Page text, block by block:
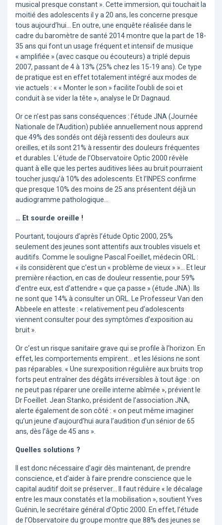
musical presque constant ». Cette immersion, qui touchait la
moitié des adolescents il y a 20 ans, les concerne presque
tous aujourd’hui… En outre, une enquête réalisée dans le
cadre du baromètre de santé 2014 montre que la part de 18-
35 ans qui font un usage fréquent et intensif de musique
« amplifiée » (avec casque ou écouteurs) a triplé depuis
2007, passant de 4 à 13% (25% chez les 15-19 ans). Ce type
de pratique est en effet totalement intégré aux modes de
vie actuels : « « Monter le son » facilite l’oubli de soi et
conduit à se vider la tête », analyse le Dr Dagnaud.
Or ce n’est pas sans conséquences : l’étude JNA (Journée
Nationale de l’Audition) publiée annuellement nous apprend
que 49% des sondés ont déjà ressenti des douleurs aux
oreilles, et ils sont 21% à ressentir des douleurs fréquentes
et durables. L’étude de l’Observatoire Optic 2000 révèle
quant à elle que les pertes auditives liées au bruit pourraient
toucher jusqu’à 10% des adolescents. Et l’INPES confirme
que presque 10% des moins de 25 ans présentent déjà un
audiogramme pathologique…
… Et sourde oreille !
Pourtant, toujours d’après l’étude Optic 2000, 25%
seulement des jeunes sont attentifs aux troubles visuels et
auditifs. Comme le souligne Pascal Foeillet, médecin ORL :
« ils considèrent que c’est un « problème de vieux » »… Et leur
première réaction, en cas de douleur ressentie, pour 59%
d’entre eux, est d’attendre « que ça passe » (étude JNA). Ils
ne sont que 14% à consulter un ORL. Le Professeur Van den
Abbeele en atteste : « relativement peu d’adolescents
viennent consulter pour des symptômes d’exposition au
bruit ».
Or c’est un risque sanitaire grave qui se profile à l’horizon. En
effet, les comportements empirent… et les lésions ne sont
pas réparables. « Une surexposition régulière aux bruits trop
forts peut entraîner des dégâts irréversibles à tout âge : on
ne peut pas réparer une oreille interne abîmée », prévient le
Dr Foeillet. Jean Stanko, président de l’association JNA,
alerte également de son côté : « on peut même imaginer
qu’un jeune d’aujourd’hui aura l’audition d’un sénior de 65
ans, dès l’âge de 45 ans ».
Quelles solutions ?
Il est donc nécessaire d’agir dès maintenant, de prendre
conscience, et d’aider à faire prendre conscience que le
capital auditif doit se préserver… Il faut réduire « le décalage
entre les maux constatés et la mobilisation », soutient Yves
Guénin, le secrétaire général d’Optic 2000. En effet, l’étude
de l’Observatoire du groupe montre que 88% des jeunes se